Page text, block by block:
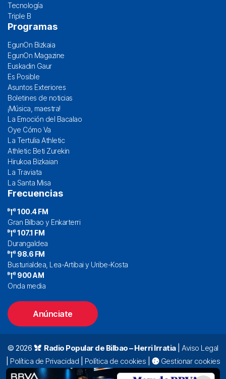
Tecnología
Triple B
Programas
EgunOn Bizkaia
EgunOn Magazine
Euskadin Gaur
Es Posible
Asuntos Exteriores
Boletines de noticias
¡Música, maestra!
La Emoción del Bacalao
Oye Cómo Va
La Tertulia Athletic
Athletic Beti Zurekin
Hirukoa Bizkaian
La Traviata
La Santa Misa
Frecuencias
100.4 FM
Gran Bilbao y Enkarterri
107.1 FM
Durangaldea
98.6 FM
Busturialdea, Lea-Artibai y Uribe-Kosta
900 AM
Onda media
Anúnciate
© 2026 Radio Popular de Bilbao – Herri Irratia| Aviso Legal
Política de Privacidad Política de cookies
Gestionar cookies
Alda. Mazarredo, 47 – 7º 48009 Bilbao |
94 423 92 00|